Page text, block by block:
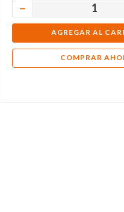
－
AGREGAR AL
COMPRAR